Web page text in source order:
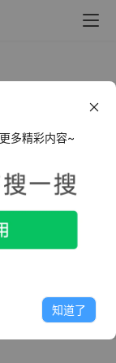
数据库管
多精彩内容~
知道了